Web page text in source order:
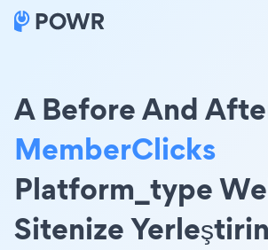
A Before And
MemberClicks
Platform_type
Sitenize Yerleştirin